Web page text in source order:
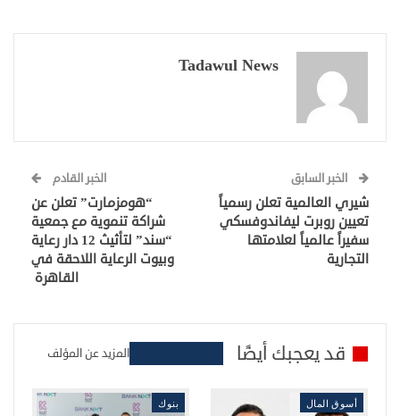
Tadawul News
الخبر السابق
شيري العالمية تعلن رسمياً
تعيين روبرت ليفاندوفسكي
سفيراً عالمياً لعلامتها
التجارية
الخبر القادم
“هومزمارت” تعلن عن
شراكة تنموية مع جمعية
“سند” لتأثيث 12 دار رعاية
وبيوت الرعاية اللاحقة في
القاهرة
قد يعجبك أيضًا المزيد عن المؤلف
أسوق المال بنوك